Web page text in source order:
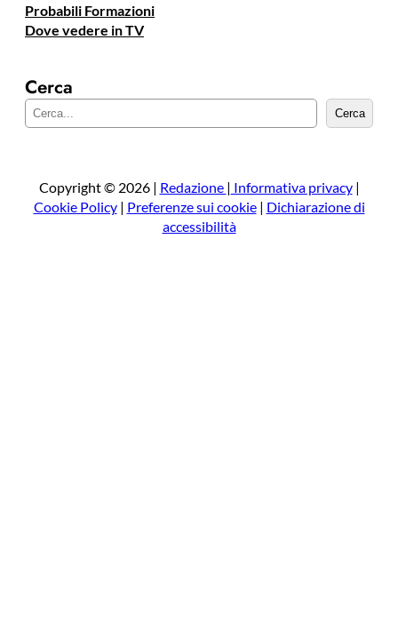
Probabili Formazioni
Dove vedere in TV
Cerca
e
a
Cerca
Copyright © 2026 | Redazione | Informativa privacy|
Cookie Policy| Preferenze sui cookie| Dichiarazione di
accessibilità